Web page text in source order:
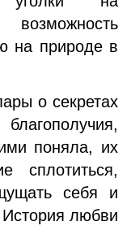
возможность
на природе в
о секретах
поняла, их
сплотиться,
себя и
любви